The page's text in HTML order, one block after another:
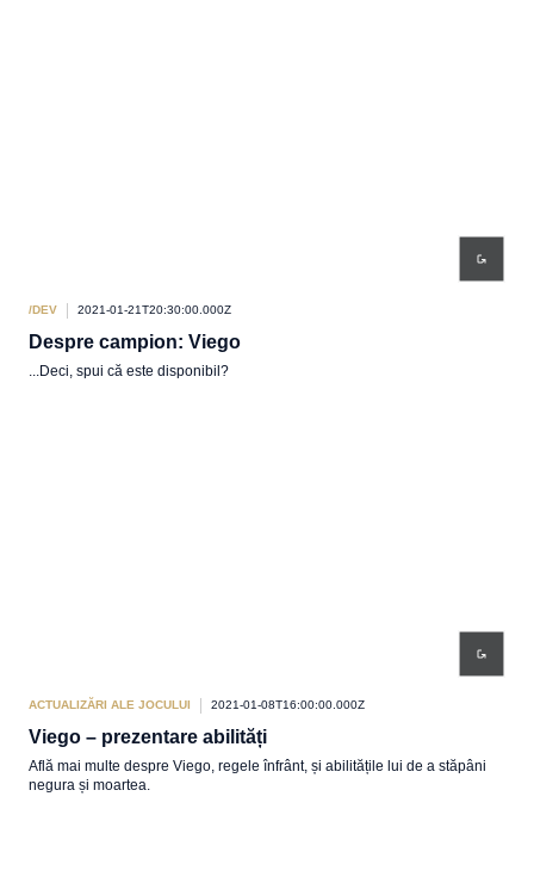
/DEV 2021-01-21T20:30:00.000Z
Despre campion: Viego
...Deci, spui că este disponibil?
ACTUALIZĂRI ALE JOCULUI 2021-01-08T16:00:00.000Z
Viego – prezentare abilități
Află mai multe despre Viego, regele înfrânt, și abilitățile lui de a stăpâni
negura și moartea.